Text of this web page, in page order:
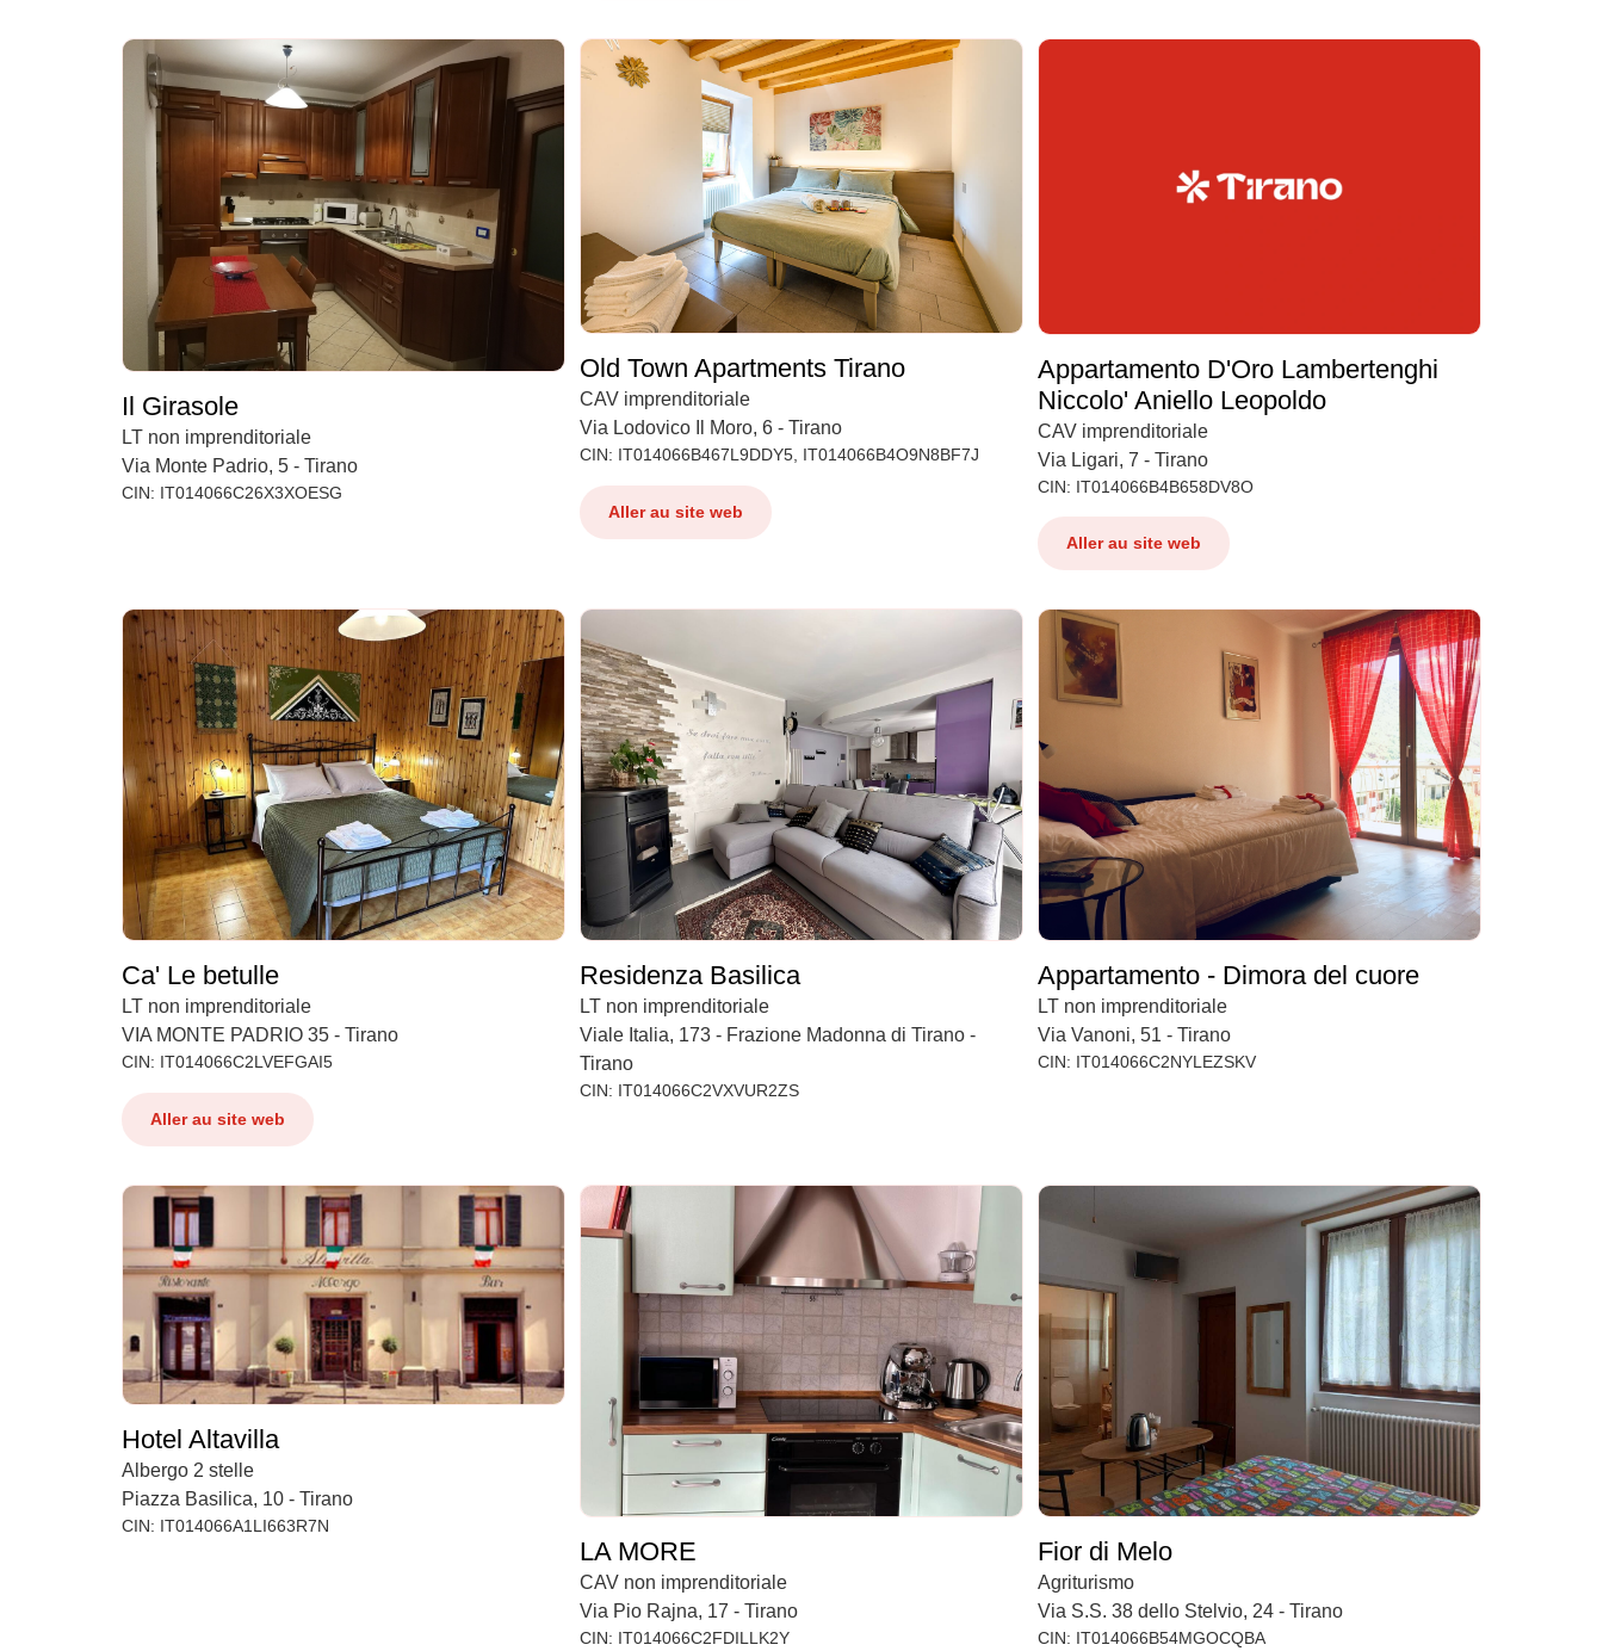
Il Girasole
LT non imprenditoriale
Via Monte Padrio, 5 - Tirano
CIN: IT014066C26X3XOESG
Old Town Apartments Tirano
CAV imprenditoriale
Via Lodovico Il Moro, 6 - Tirano
CIN: IT014066B467L9DDY5, IT014066B4O9N8BF7J
Aller au site web
Appartamento D'Oro Lambertenghi
Niccolo' Aniello Leopoldo
CAV imprenditoriale
Via Ligari, 7 - Tirano
CIN: IT014066B4B658DV8O
Aller au site web
Ca' Le betulle
LT non imprenditoriale
VIA MONTE PADRIO 35 - Tirano
CIN: IT014066C2LVEFGAI5
Aller au site web
Residenza Basilica
LT non imprenditoriale
Viale Italia, 173 - Frazione Madonna di Tirano -
Tirano
CIN: IT014066C2VXVUR2ZS
Appartamento - Dimora del cuore
LT non imprenditoriale
Via Vanoni, 51 - Tirano
CIN: IT014066C2NYLEZSKV
Hotel Altavilla
Albergo 2 stelle
Piazza Basilica, 10 - Tirano
CIN: IT014066A1LI663R7N
LA MORE
CAV non imprenditoriale
Via Pio Rajna, 17 - Tirano
CIN: IT014066C2FDILLK2Y
Fior di Melo
Agriturismo
Via S.S. 38 dello Stelvio, 24 - Tirano
CIN: IT014066B54MGOCQBA